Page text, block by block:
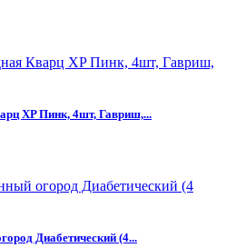
XP Пинк, 4шт, Гавриш,...
Диабетический (4...